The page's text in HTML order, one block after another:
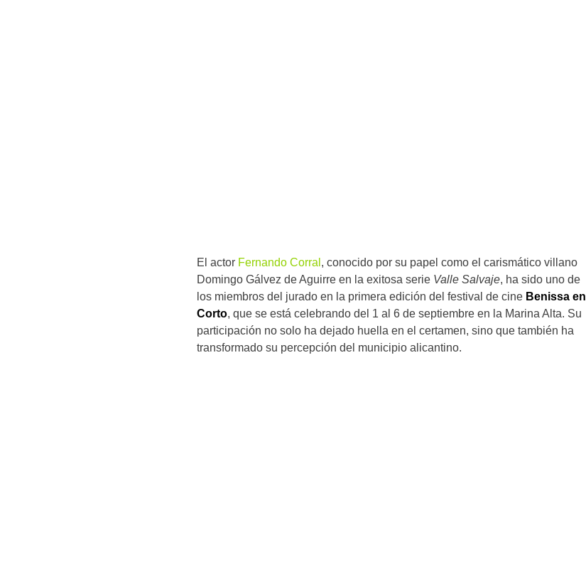
El actor Fernando Corral , conocido por su papel como el carismático villano
Domingo Gálvez de Aguirre en la exitosa serie Valle Salvaje, ha sido uno de
los miembros del jurado en la primera edición del festival de cine Benissa en
Corto, que se está celebrando del 1 al 6 de septiembre en la Marina Alta. Su
participación no solo ha dejado huella en el certamen, sino que también ha
transformado su percepción del municipio alicantino.